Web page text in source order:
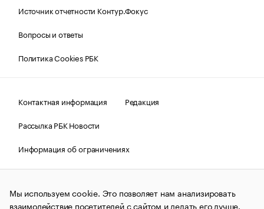
Источник отчетности Контур.Фокус
Вопросы и ответы
Политика Cookies РБК
Контактная информация
Редакция
Рассылка РБК Новости
Информация об ограничениях
Правовая информация
О соблюдении авторских прав
© АО «РОСБИЗНЕСКОНСАЛТИНГ»,1995–2026.Сообщения
и материалы информационного агентства «РБК»
Мы используем cookie. Это позволяет нам анализировать
взаимодействие посетителей с сайтом и делать его лучше.